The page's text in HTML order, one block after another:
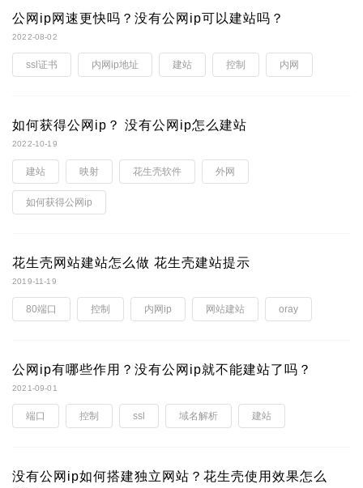
公网ip网速更快吗？没有公网ip可以建站吗？
2022-08-02
ssl证书 内网ip地址 建站 控制 内网
如何获得公网ip？ 没有公网ip怎么建站
2022-10-19
建站 映射 花生壳软件 外网
如何获得公网ip
花生壳网站建站怎么做 花生壳建站提示
2019-11-19
80端口 控制 内网ip 网站建站 oray
公网ip有哪些作用？没有公网ip就不能建站了吗？
2021-09-01
端口 控制 ssl 域名解析 建站
没有公网ip如何搭建独立网站？花生壳使用效果怎么